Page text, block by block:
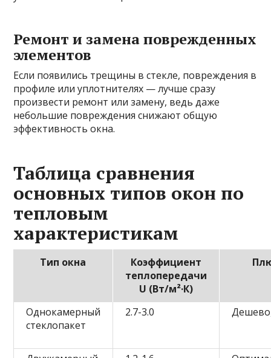
Ремонт и замена поврежденных
элементов
Если появились трещины в стекле, повреждения в
профиле или уплотнителях — лучше сразу
произвести ремонт или замену, ведь даже
небольшие повреждения снижают общую
эффективность окна.
Таблица сравнения
основных типов окон по
тепловым
характеристикам
Тип окна
Коэффициент
теплопередачи
U (Вт/м²·К)
Однокамерный
стеклопакет
2.7-3.0